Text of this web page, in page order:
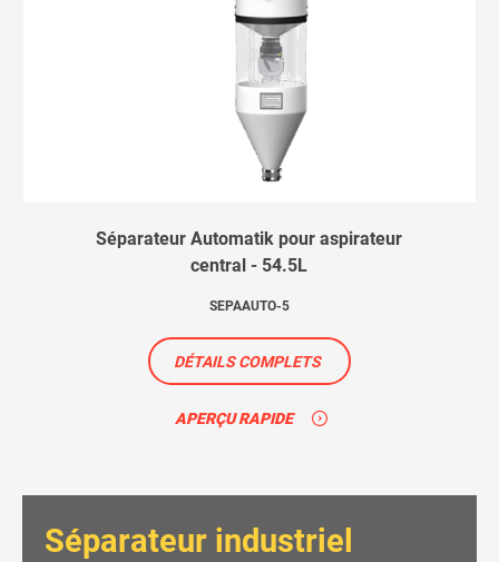
Séparateur Automatik pour aspirateur
central - 54.5L
SEPAAUTO-5
DÉTAILS COMPLETS
APERÇU RAPIDE
Séparateur industriel